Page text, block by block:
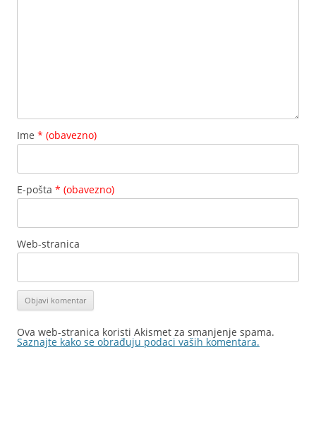
Ime * (obavezno)
E-pošta * (obavezno)
Web-stranica
Ova web-stranica koristi Akismet za smanjenje spama.
Saznajte kako se obrađuju podaci vaših komentara.